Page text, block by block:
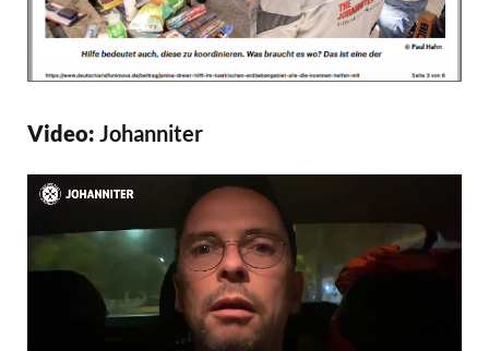
Video: Johanniter